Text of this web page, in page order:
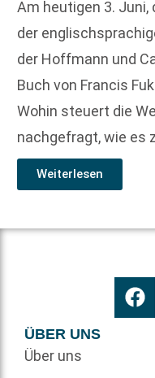
Am heutigen 3. Juni,
der
der Hoffmann und
Buch von Francis
Wohin steuert die
nachgefragt, wie es
Weiterlesen
ÜBER UNS
Über uns